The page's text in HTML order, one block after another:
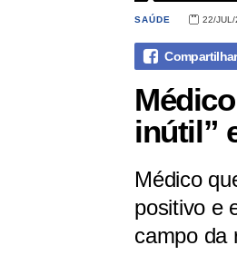
SAÚDE 22/
inútil”
Médico
positivo e
campo da